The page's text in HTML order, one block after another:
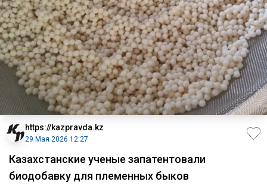
https://kazpravda.kz
29 Мая 2026 12:27
Казахстанские ученые запатентовали
биодобавку для племенных быков